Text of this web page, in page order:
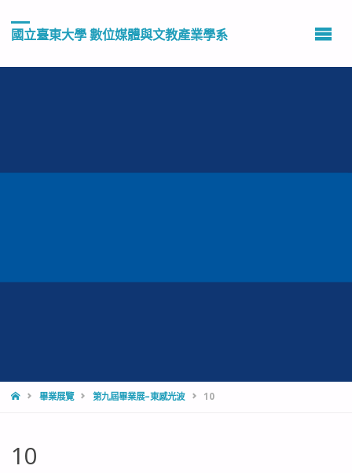
國立臺東大學 數位媒體與文教產業學系
HOME畢業展覽 第九屆畢業展–東感光波 10
10